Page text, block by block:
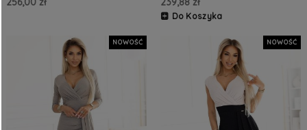
Do Koszyka
NOWOŚĆ NOWOŚĆ